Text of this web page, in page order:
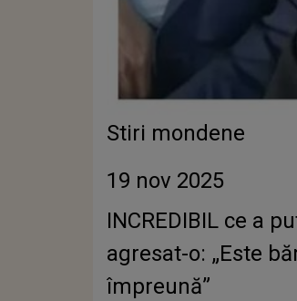
Stiri mondene
19 nov 2025
INCREDIBIL ce a
agresat-o: „Este
împreună”